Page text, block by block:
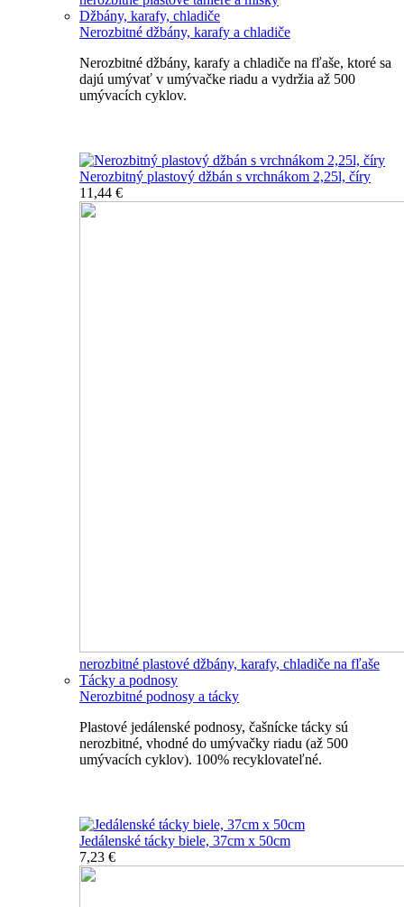
Džbány, karafy, chladiče
Nerozbitné džbány, karafy a chladiče
Nerozbitné džbány, karafy a chladiče na fľaše, ktoré sa
dajú umývať v umývačke riadu a vydržia až 500
umývacích cyklov.
Nerozbitný plastový džbán s vrchnákom 2,25l, číry
11,44 €
nerozbitné plastové džbány, karafy, chladiče na fľaše
Tácky a podnosy
Nerozbitné podnosy a tácky
Plastové jedálenské podnosy, čašnícke tácky sú
nerozbitné, vhodné do umývačky riadu (až 500
umývacích cyklov). 100% recyklovateľné.
Jedálenské tácky biele, 37cm x 50cm
7,23 €